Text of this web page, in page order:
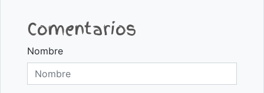
Comentarios
Nombre